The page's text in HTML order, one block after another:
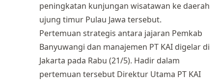
peningkatan kunjungan wisatawan ke daerah
ujung timur Pulau Jawa tersebut.
Pertemuan strategis antara jajaran Pemkab
Banyuwangi dan manajemen PT KAI digelar di
Jakarta pada Rabu (21/5). Hadir dalam
pertemuan tersebut Direktur Utama PT KAI